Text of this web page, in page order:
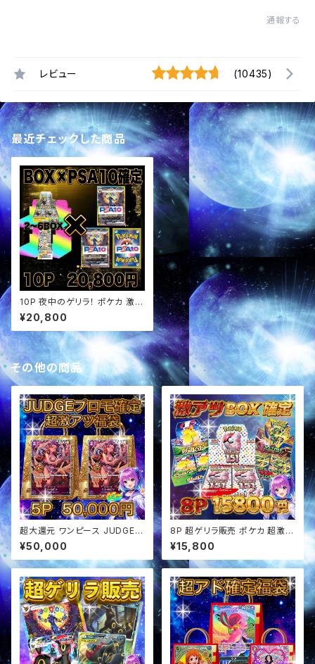
通報する
レビュー (10435)
最近チェックした商品
10P 夜中のゲリラ！ ポケカ 激ア
ツ BOX × PSA10確定 セットパ
ック オリパ
¥20,800
その他の商品
超大還元 ワンピース JUDGE確
定 超アド確定福袋 オリパ
¥50,000
8P 超ゲリラ販売 ポケカ 超激ア
ツ BOX確定 オリパ
¥15,800